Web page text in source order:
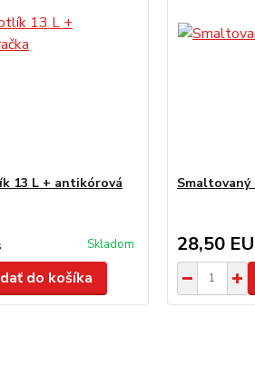
13 L + antikórová
Skladom
do košíka
28,50